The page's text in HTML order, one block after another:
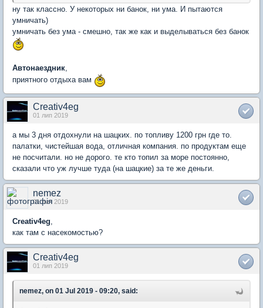
ну так классно. У некоторых ни банок, ни ума. И пытаются
умничать)
умничать без ума - смешно, так же как и выделываться без банок
Автонаездник,
приятного отдыха вам
Creativ4eg
01 лип 2019
а мы 3 дня отдохнули на шацких. по топливу 1200 грн где то.
палатки, чистейшая вода, отличная компания. по продуктам еще
не посчитали. но не дорого. те кто топил за море постоянно,
сказали что уж лучше туда (на шацкие) за те же деньги.
nemez
01 лип 2019
Creativ4eg,
как там с насекомостью?
Creativ4eg
01 лип 2019
nemez, on 01 Jul 2019 - 09:20, said: